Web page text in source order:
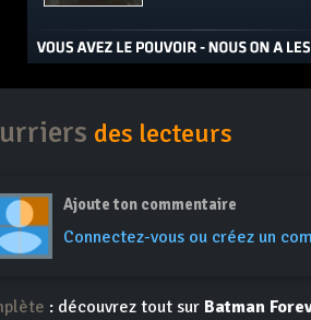
des lecteurs
Ajoute ton commentaire
Connectez-vous ou créez un
: découvrez tout sur Batman